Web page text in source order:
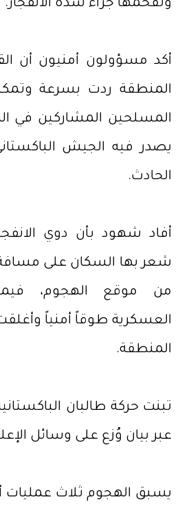
وتفحمها جراء شدة الانفجار.
أكد مسؤولون أمنيون أن
المنطقة ردت بسرعة
المسلحين المشاركين في
يصدر فيه الجيش
الحادث.
أفاد شهود بأن دوي
من موقع الهجوم،
العسكرية طوقاً أمنياً
المنطقة.
تبنت حركة طالبان
عبر بيان وُزع على وسائل
يسبق الهجوم ثلاث عمليات